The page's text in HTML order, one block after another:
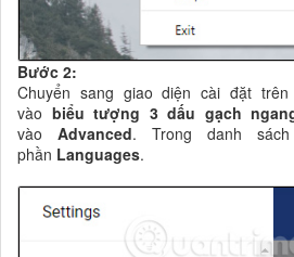
Bước 2:
Chuyển sang giao diện cài đặt
vào biểu tượng 3 dấu gạch
vào Advanced. Trong danh
phần Languages.